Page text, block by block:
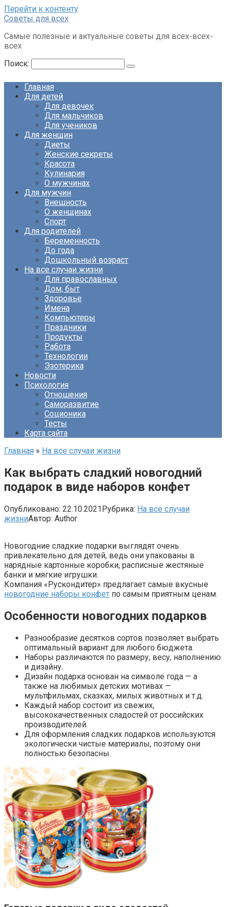
Перейти к контенту
Советы для всех
Самые полезные и актуальные советы для всех-всех-
всех
Поиск:
Главная
Для детей
Для девочек
Для мальчиков
Для учеников
Для женщин
Диеты
Женские секреты
Красота
Кулинария
О мужчинах
Для мужчин
Внешность
О женщинах
Спорт
Для родителей
Беременность
До года
Дошкольный возраст
На все случаи жизни
Для православных
Дом, быт
Здоровье
Имена
Компьютеры
Праздники
Продукты
Работа
Технологии
Эзотерика
Новости
Психология
Отношения
Саморазвитие
Соционика
Тесты
Карта сайта
Главная » На все случаи жизни
Как выбрать сладкий новогодний
подарок в виде наборов конфет
Опубликовано: 22.10.2021Рубрика: На все случаи
жизниАвтор: Author
Новогодние сладкие подарки выглядят очень
привлекательно для детей, ведь они упакованы в
нарядные картонные коробки, расписные жестяные
банки и мягкие игрушки.
Компания «Рускондитер» предлагает самые вкусные
новогодние наборы конфет по самым приятным ценам.
Особенности новогодних подарков
Разнообразие десятков сортов позволяет выбрать
оптимальный вариант для любого бюджета.
Наборы различаются по размеру, весу, наполнению
и дизайну.
Дизайн подарка основан на символе года — а
также на любимых детских мотивах —
мультфильмах, сказках, милых животных и т.д.
Каждый набор состоит из свежих,
высококачественных сладостей от российских
производителей.
Для оформления сладких подарков используются
экологически чистые материалы, поэтому они
полностью безопасны.